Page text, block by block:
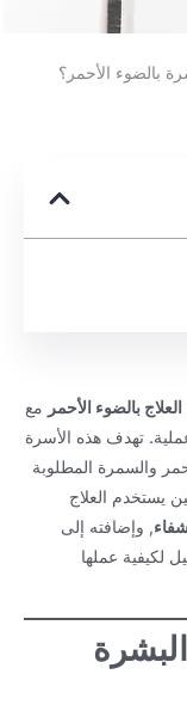
بالضوء الأحمر؟
العلاج بالضوء الأحمرمع
تهدف هذه الأسرة
والسمرة المطلوبة
يستخدم العلاج
شفاء, وإضافته إلى
لكيفية عملها